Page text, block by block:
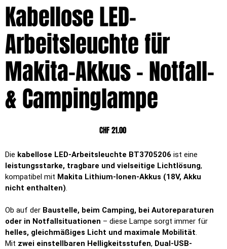
Kabellose LED-
Arbeitsleuchte für
Makita-Akkus – Notfall-
& Campinglampe
Preis
CHF 21.00
Die kabellose LED-Arbeitsleuchte BT3705206 ist eine
leistungsstarke, tragbare und vielseitige Lichtlösung,
kompatibel mit Makita Lithium-Ionen-Akkus (18V, Akku
nicht enthalten).
Ob auf der Baustelle, beim Camping, bei Autoreparaturen
oder in Notfallsituationen – diese Lampe sorgt immer für
helles, gleichmäßiges Licht und maximale Mobilität.
Mit zwei einstellbaren Helligkeitsstufen, Dual-USB-